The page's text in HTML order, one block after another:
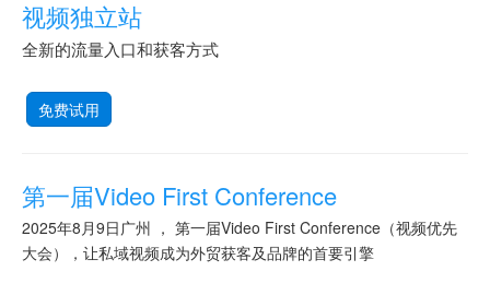
视频独立站
全新的流量入口和获客方式
免费试用
第一届Video First Conference
2025年8月9日广州 ， 第一届Video First Conference（视频优先
大会），让私域视频成为外贸获客及品牌的首要引擎